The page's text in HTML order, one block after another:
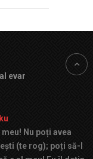
evar
Nu poți avea
(te rog); poți să-l